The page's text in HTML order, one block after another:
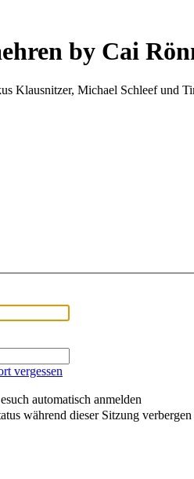
by Cai
Klausnitzer, Michael Schleef und
vergessen
automatisch anmelden
während dieser Sitzung verbergen